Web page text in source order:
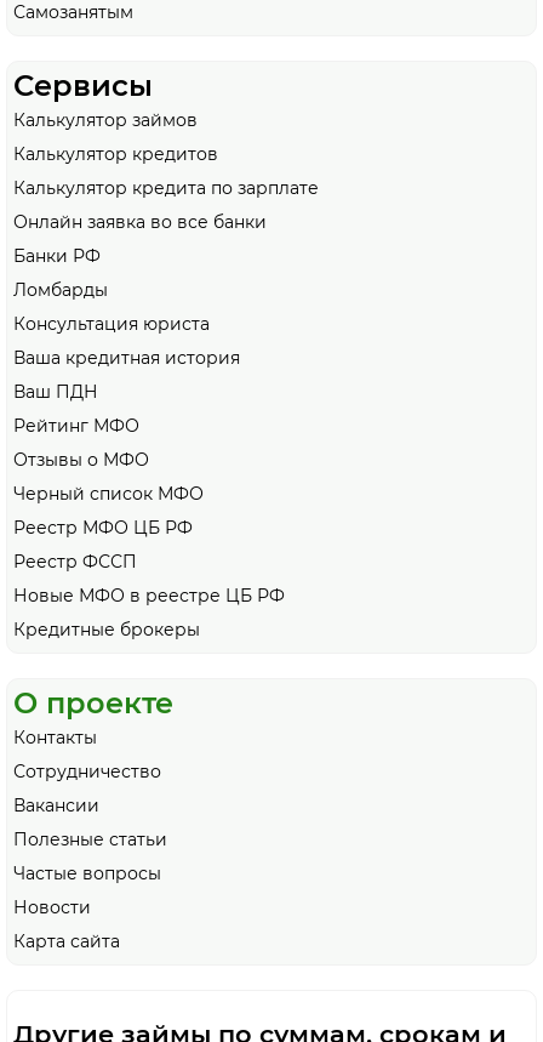
Самозанятым
Сервисы
Калькулятор займов
Калькулятор кредитов
Калькулятор кредита по зарплате
Онлайн заявка во все банки
Банки РФ
Ломбарды
Консультация юриста
Ваша кредитная история
Ваш ПДН
Рейтинг МФО
Отзывы о МФО
Черный список МФО
Реестр МФО ЦБ РФ
Реестр ФССП
Новые МФО в реестре ЦБ РФ
Кредитные брокеры
О проекте
Контакты
Сотрудничество
Вакансии
Полезные статьи
Частые вопросы
Новости
Карта сайта
Другие займы по суммам, срокам и